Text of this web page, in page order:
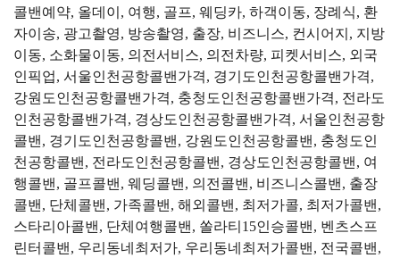
콜밴예약, 올데이, 여행, 골프, 웨딩카, 하객이동, 장례식, 환
자이송, 광고촬영, 방송촬영, 출장, 비즈니스, 컨시어지, 지방
이동, 소화물이동, 의전서비스, 의전차량, 피켓서비스, 외국
인픽업, 서울인천공항콜밴가격, 경기도인천공항콜밴가격,
강원도인천공항콜밴가격, 충청도인천공항콜밴가격, 전라도
인천공항콜밴가격, 경상도인천공항콜밴가격, 서울인천공항
콜밴, 경기도인천공항콜밴, 강원도인천공항콜밴, 충청도인
천공항콜밴, 전라도인천공항콜밴, 경상도인천공항콜밴, 여
행콜밴, 골프콜밴, 웨딩콜밴, 의전콜밴, 비즈니스콜밴, 출장
콜밴, 단체콜밴, 가족콜밴, 해외콜밴, 최저가콜, 최저가콜밴,
스타리아콜밴, 단체여행콜밴, 쏠라티15인승콜밴, 벤츠스프
린터콜밴, 우리동네최저가, 우리동네최저가콜밴, 전국콜밴,